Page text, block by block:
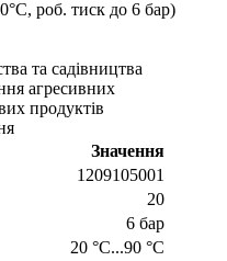
роб. тиск до 6 бар)
та садівництва
агресивних
продуктів
Значення
1209105001
20
6 бар
20 °C...90 °C